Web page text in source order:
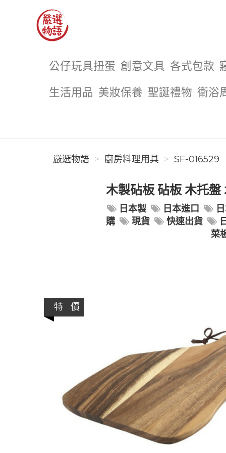
公仔玩具扭蛋 創意文具 各式包款
生活用品 美妝保養 聖誕禮物 衛浴
嚴選物語 廚房料理用具 SF-016529
木製砧板 砧板 木托盤
日本製 日本進口
購
現貨 快速出貨
菜
特 價